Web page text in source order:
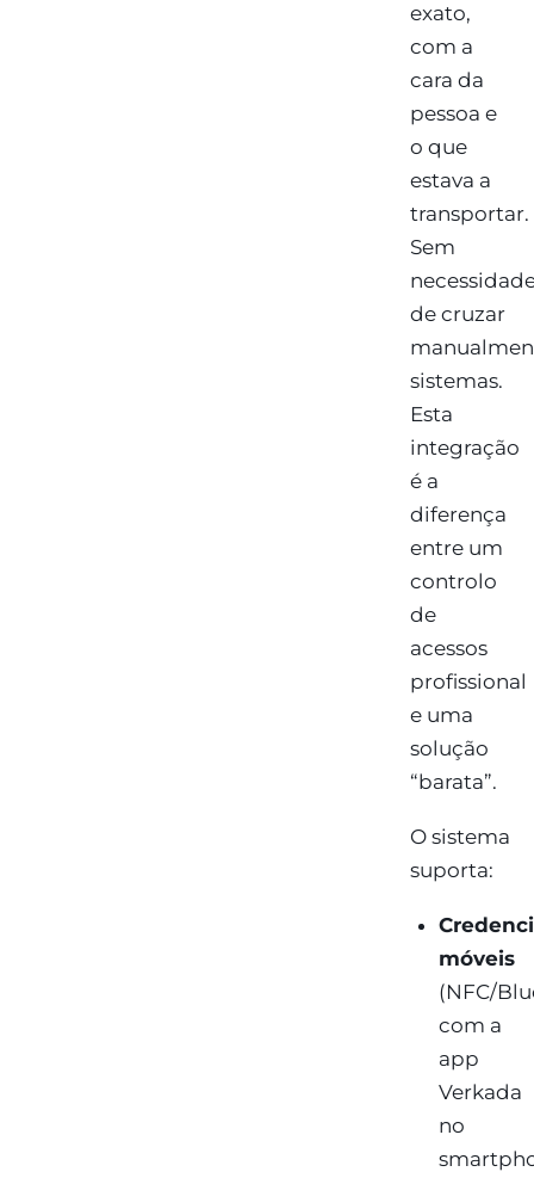
exato,
com a
cara da
pessoa e
o que
estava a
transportar.
Sem
de cruzar
sistemas.
Esta
integração
é a
diferença
entre um
controlo
de
acessos
profissional
e uma
solução
“barata”.
O sistema
suporta:
móveis
(NFC/
com a
app
Verkada
no